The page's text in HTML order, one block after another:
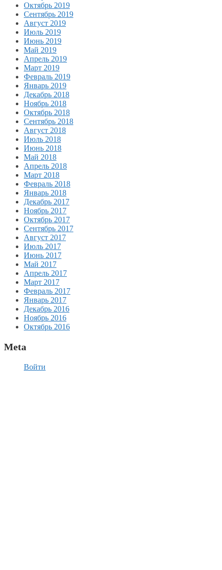
Октябрь 2019
Сентябрь 2019
Август 2019
Июль 2019
Июнь 2019
Май 2019
Апрель 2019
Март 2019
Февраль 2019
Январь 2019
Декабрь 2018
Ноябрь 2018
Октябрь 2018
Сентябрь 2018
Август 2018
Июль 2018
Июнь 2018
Май 2018
Апрель 2018
Март 2018
Февраль 2018
Январь 2018
Декабрь 2017
Ноябрь 2017
Октябрь 2017
Сентябрь 2017
Август 2017
Июль 2017
Июнь 2017
Май 2017
Апрель 2017
Март 2017
Февраль 2017
Январь 2017
Декабрь 2016
Ноябрь 2016
Октябрь 2016
Meta
Войти